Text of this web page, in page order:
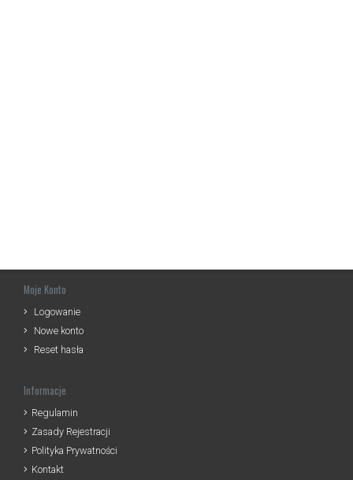
Moje Konto
Logowanie
Nowe konto
Reset hasła
Informacje
Regulamin
Zasady Rejestracji
Polityka Prywatności
Kontakt